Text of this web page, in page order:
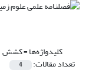
کلیدواژه‌ها =کشش
تعداد مقالات: 4